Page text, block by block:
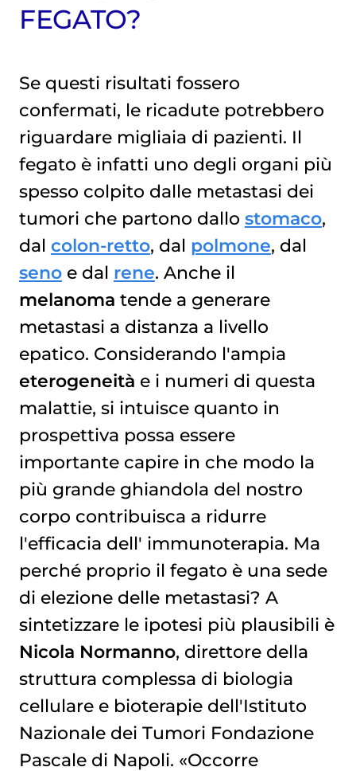
FEGATO?
Se questi risultati fossero
confermati, le ricadute potrebbero
riguardare migliaia di pazienti. Il
fegato è infatti uno degli organi più
spesso colpito dalle metastasi dei
tumori che partono dallo stomaco,
dal colon-retto, dal polmone, dal
senoe dal rene. Anche il
melanoma tende a generare
metastasi a distanza a livello
epatico. Considerando l'ampia
eterogeneità e i numeri di questa
malattie, si intuisce quanto in
prospettiva possa essere
importante capire in che modo la
più grande ghiandola del nostro
corpo contribuisca a ridurre
l'efficacia dell' immunoterapia. Ma
perché proprio il fegato è una sede
di elezione delle metastasi? A
sintetizzare le ipotesi più plausibili è
Nicola Normanno, direttore della
struttura complessa di biologia
cellulare e bioterapie dell'Istituto
Nazionale dei Tumori Fondazione
Pascale di Napoli. «Occorre